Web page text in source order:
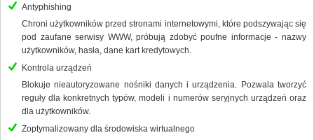
Antyphishing
Chroni użytkowników przed stronami internetowymi, które podszywając się
pod zaufane serwisy WWW, próbują zdobyć poufne informacje - nazwy
użytkowników, hasła, dane kart kredytowych.
Kontrola urządzeń
Blokuje nieautoryzowane nośniki danych i urządzenia. Pozwala tworzyć
reguły dla konkretnych typów, modeli i numerów seryjnych urządzeń oraz
dla użytkowników.
Zoptymalizowany dla środowiska wirtualnego